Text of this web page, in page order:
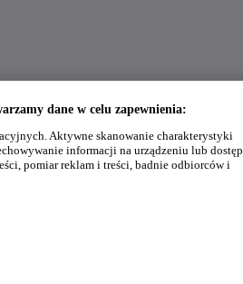
dane w celu zapewnienia:
Aktywne skanowanie charakterystyki
informacji na urządzeniu lub dostęp
pomiar reklam i treści, badnie odbiorców i